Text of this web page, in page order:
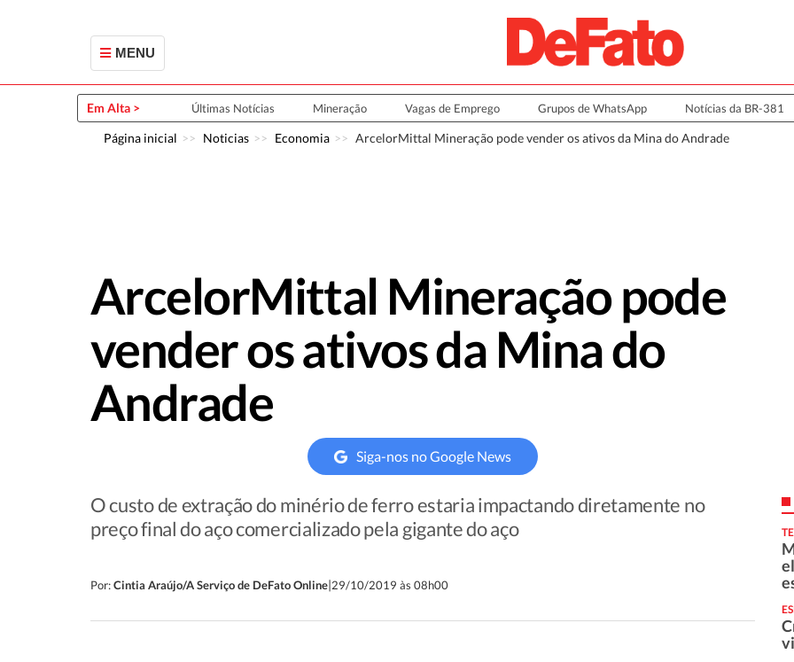
MENU
Em Alta > Últimas Notícias Mineração Vagas de Emprego Grupos de WhatsApp Notícias da BR-381
Página inicial Noticias Economia ArcelorMittal Mineração pode vender os ativos da Mina do Andrade
ArcelorMittal Mineração pode
vender os ativos da Mina do
Andrade
Siga-nos no Google News
O custo de extração do minério de ferro estaria impactando diretamente no
preço final do aço comercializado pela gigante do aço
Por:Cintia Araújo/A Serviço de DeFato Online|29/10/2019 às 08h00